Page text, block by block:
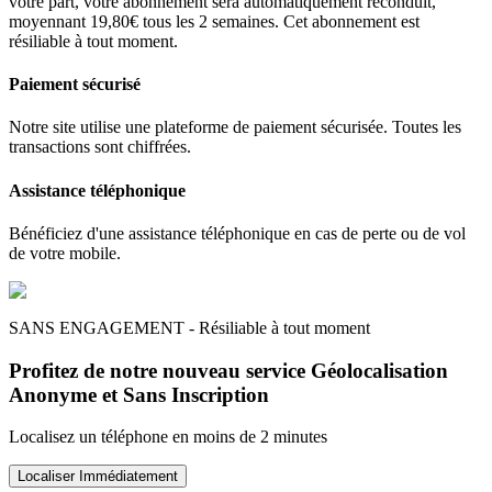
moyennant 19,80€ tous les 2 semaines. Cet abonnement est
résiliable à tout moment.
Paiement sécurisé
Notre site utilise une plateforme de paiement sécurisée. Toutes les
transactions sont chiffrées.
Assistance téléphonique
Bénéficiez d'une assistance téléphonique en cas de perte ou de vol
de votre mobile.
SANS ENGAGEMENT - Résiliable à tout moment
Profitez de notre nouveau service Géolocalisation
Anonyme et Sans Inscription
Localisez un téléphone en moins de 2 minutes
Localiser Immédiatement